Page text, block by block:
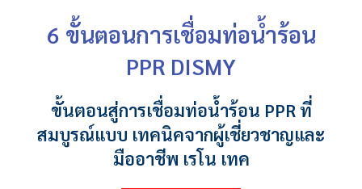
6 ขั้นตอนการเชื่อมท่อน้ำร้อน
PPR DISMY
ขั้นตอนสู่การเชื่อมท่อน้ำร้อน PPR ที่
สมบูรณ์แบบ เทคนิคจากผู้เชี่ยวชาญและ
มืออาชีพ เรโน เทค